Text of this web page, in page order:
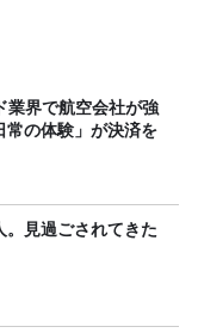
界で航空会社が強
常の体験」が決済を
。見過ごされてきた